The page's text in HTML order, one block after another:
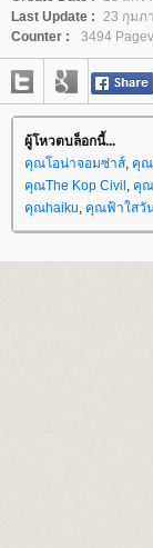
Last Update : 23 กุมภ
Counter :
3494
ผู้โหวตบล็อกนี้...
คุณโอน่าจอมซ่าส์, คุณ
คุณThe Kop Civil , คุ
คุณhaiku, คุณฟ้าใสวั